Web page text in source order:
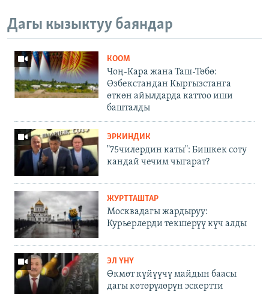
Дагы кызыктуу баяндар
КООМ
Чоң-Кара жана Таш-Төбө:
Өзбекстандан Кыргызстанга
өткөн айылдарда каттоо иши
башталды
ЭРКИНДИК
"75чилердин каты": Бишкек соту
кандай чечим чыгарат?
ЖУРТТАШТАР
Москвадагы жардыруу:
Курьерлерди текшерүү күч алды
ЭЛ ҮНҮ
Өкмөт күйүүчү майдын баасы
дагы көтөрүлөрүн эскертти